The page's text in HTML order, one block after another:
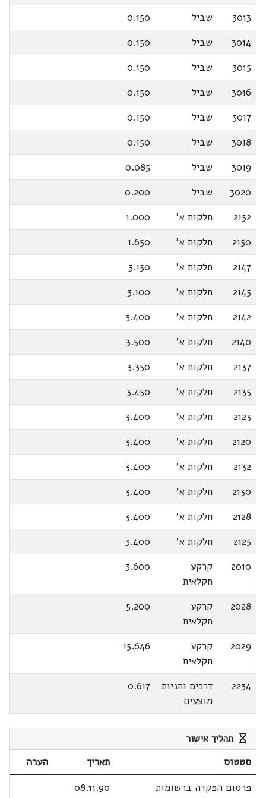
3013
שביל
0.150
3014
שביל
0.150
3015
שביל
0.150
3016
שביל
0.150
3017
שביל
0.150
3018
שביל
0.150
3019
שביל
0.085
3020
שביל
0.200
2152
חלקות א'
1.000
2150
חלקות א'
1.650
2147
חלקות א'
3.150
2145
חלקות א'
3.100
2142
חלקות א'
3.400
2140
חלקות א'
3.500
2137
חלקות א'
3.350
2135
חלקות א'
3.450
2123
חלקות א'
3.400
2120
חלקות א'
3.400
2132
חלקות א'
3.400
2130
חלקות א'
3.400
2128
חלקות א'
3.400
2125
חלקות א'
3.400
2010
קרקע
חקלאית
3.600
2028
קרקע
חקלאית
5.200
2029
קרקע
חקלאית
15.646
2234
דרכים וחניות
מוצעים
0.617
תהליך אישור
סטטוס תאריך
הערה
פרסום הפקדה ברשומות
08.11.90